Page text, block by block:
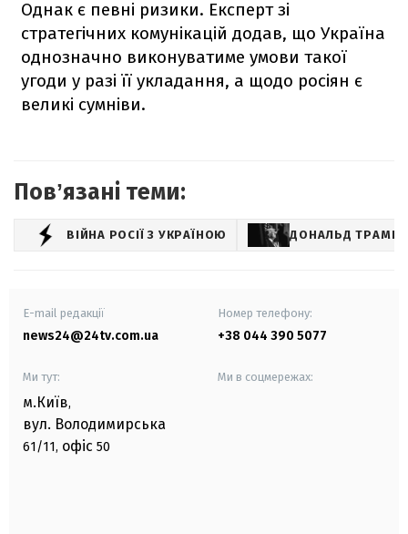
Однак є певні ризики. Експерт зі
стратегічних комунікацій додав, що Україна
однозначно виконуватиме умови такої
угоди у разі її укладання, а щодо росіян є
великі сумніви.
Повʼязані теми:
ВІЙНА РОСІЇ З УКРАЇНОЮ ДОНАЛЬД ТРАМП
E-mail редакції
news24@24tv.com.ua
Номер телефону:
+38 044 390 5077
Ми тут:
м.Київ,
вул. Володимирська
61/11, офіс 50
Ми в соцмережах: